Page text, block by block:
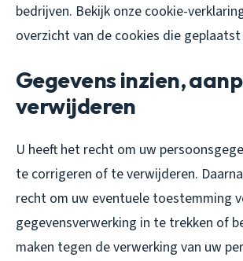
bedrijven. Bekijk onze cookie-
overzicht van de cookies die
Gegevens inzien,
verwijderen
U heeft het recht om uw
te corrigeren of te verwijderen.
recht om uw eventuele toestemming
gegevensverwerking in te trekken of
maken tegen de verwerking van uw